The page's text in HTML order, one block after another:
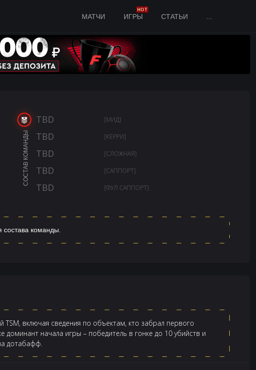
МАТЧИ ИГРЫ
HOT
СТАТЬИ
СОСТАВ КОМАНДЫ
TBD [МИД]
TBD [КЕРРИ]
TBD [СЛОЖНАЯ]
TBD [САППОРТ]
TBD [ФУЛ САППОРТ]
команды.
TSM, включая сведения по объектам, кто забрал первого
начала игры – победитель в гонке до 10 убийств и
дотабафф.